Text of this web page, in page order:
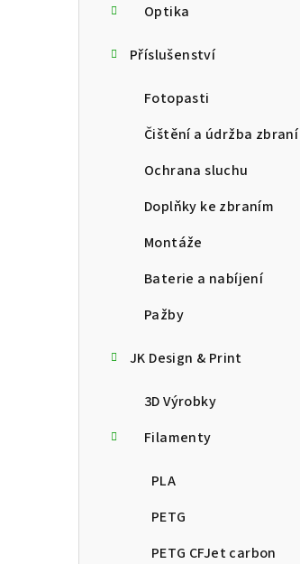
Optika
Příslušenství
Fotopasti
Čištění a údržba zbraní
Ochrana sluchu
Doplňky ke zbraním
Montáže
Baterie a nabíjení
Pažby
JK Design & Print
3D Výrobky
Filamenty
PLA
PETG
PETG CFJet carbon